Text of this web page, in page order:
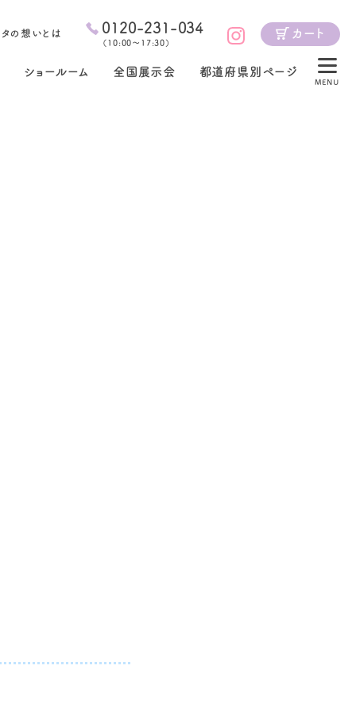
の想いとは 0120-231-034
（ 10:00～17:30 ）
カート
ショールーム 全国展示会 都道府県別ページ
MENU